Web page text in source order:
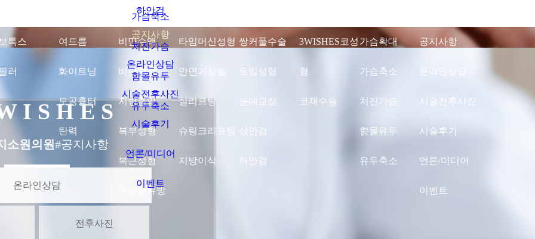
하안검
가슴축소
처진가슴
함몰유두
유두축소
공지사항
온라인상담
시술전후사진
시술후기
언론/미디어
이벤트
톡스
러
여드름
화이트닝
모공흉터
탄력
비만수액
비만치료
지방흡입
복부성형
복근성형
여성형유방
타임머신성형
안면거상술
실리프팅
슈링크리프팅
지방이식
쌍커풀수술
트임성형
눈매교정
상안검
하안검
3WISHES코성
형
코재수술
가슴확대
가슴축소
처진가슴
함몰유두
유두축소
공지사항
온라인상담
시술전후사진
시술후기
언론/미디어
이벤트
I S H E S
소원의원#공지사항
온라인상담
전후사진
세가지소원 네트워크
THREE WISHES NETWORK
→ 광주점 →
→ 홍대점 →